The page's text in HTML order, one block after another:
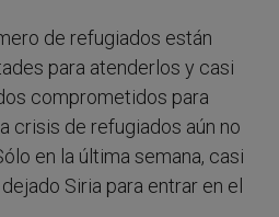
de refugiados están
para atenderlos y casi
comprometidos para
crisis de refugiados aún no
en la última semana, casi
Siria para entrar en el